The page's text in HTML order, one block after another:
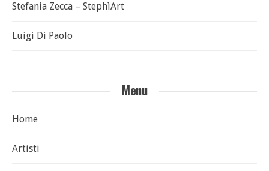
Stefania Zecca – StephìArt
Luigi Di Paolo
Menu
Home
Artisti